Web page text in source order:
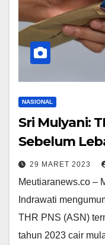
NASIONAL
Sri Mulyani:
Sebelum
29 MARET 2023
Meutiaranews.co –
Indrawati
THR PNS (ASN)
tahun 2023 cair